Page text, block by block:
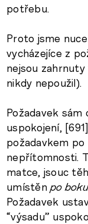
potřebu.
Proto jsme
vycházejíce z
nejsou
nikdy nepoužil).
Požadavek sám
uspokojení,
požadavkem
nepřítomnosti.
matce, jsouc
umístěnpo boku
Požadavek
“výsadu”